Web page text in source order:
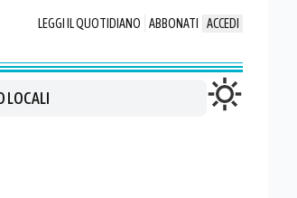
LEGGI IL QUOTIDIANO ABBONATI ACCEDI
LOCALI